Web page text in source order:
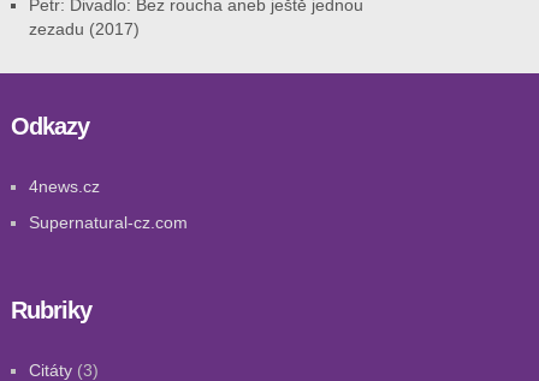
Petr: Divadlo: Bez roucha aneb ještě jednou
zezadu (2017)
Odkazy
4news.cz
Supernatural-cz.com
Rubriky
Citáty(3)